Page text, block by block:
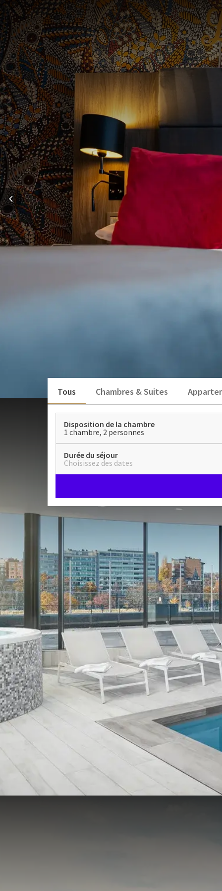
Tous Chambres & Suites
Disposition de la chambre
1 chambre, 2 personnes
Durée du séjour
Choisissez des dates
Que vous
Liège Congrès
hospitalité
offrir un séjour
Chambres et suites
L'hôtel dispose de 219 chambres de qualité
Salles de réunion
5 salles multifonctionnelles pour votre
Bien-être et remise en forme
Profitez gratuitement de notre centre de bien-
Restaurant & Skybar
Petit-déjeuner, lunch, dîner, boissons ou encore
8,2Évalué très agréable